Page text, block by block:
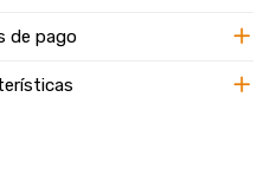
de pago